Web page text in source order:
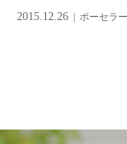
2015.12.26 ポーセラ